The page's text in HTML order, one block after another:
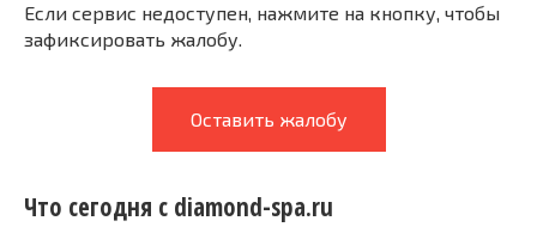
Если сервис недоступен, нажмите на кнопку, чтобы
зафиксировать жалобу.
Оставить жалобу
Что сегодня с diamond-spa.ru